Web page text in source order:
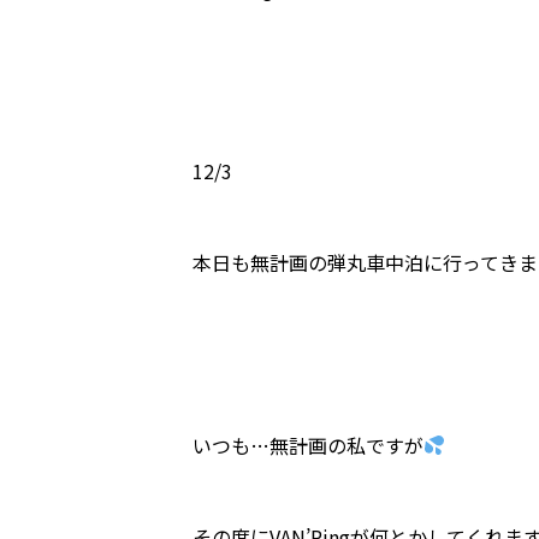
12/3
本日も無計画の弾丸車中泊に行ってき
いつも…無計画の私ですが